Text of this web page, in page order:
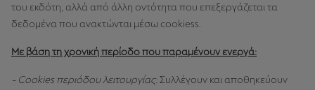
του εκδότη, αλλά από άλλη οντότητα που επεξεργάζεται τα
δεδομένα που ανακτώνται μέσω cookiess.
Με βάση τη χρονική περίοδο που παραμένουν ενεργά:
- Cookies περιόδου λειτουργίας:Συλλέγουν και αποθηκεύουν